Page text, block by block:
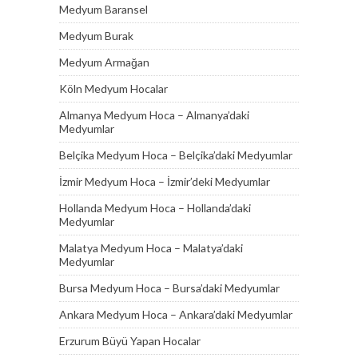
Medyum Baransel
Medyum Burak
Medyum Armağan
Köln Medyum Hocalar
Almanya Medyum Hoca – Almanya’daki
Medyumlar
Belçika Medyum Hoca – Belçika’daki Medyumlar
İzmir Medyum Hoca – İzmir’deki Medyumlar
Hollanda Medyum Hoca – Hollanda’daki
Medyumlar
Malatya Medyum Hoca – Malatya’daki
Medyumlar
Bursa Medyum Hoca – Bursa’daki Medyumlar
Ankara Medyum Hoca – Ankara’daki Medyumlar
Erzurum Büyü Yapan Hocalar